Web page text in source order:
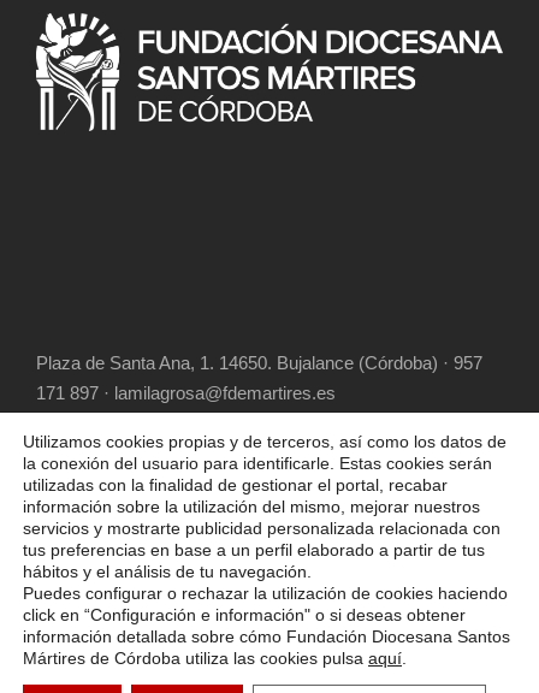
Plaza de Santa Ana, 1. 14650. Bujalance (Córdoba) · 957
171 897 · lamilagrosa@fdemartires.es
COPYRIGHT 2025 FUNDACIÓN DIOCESANA
SANTOS MÁRTIRES, ALL RIGHT RESERVED
POLÍTICA DE COOKIES AVISO LEGAL
POLÍTICA DE PRIVACIDAD
Utilizamos cookies propias y de terceros, así como los datos de
la conexión del usuario para identificarle. Estas cookies serán
utilizadas con la finalidad de gestionar el portal, recabar
información sobre la utilización del mismo, mejorar nuestros
servicios y mostrarte publicidad personalizada relacionada con
tus preferencias en base a un perfil elaborado a partir de tus
hábitos y el análisis de tu navegación.
Puedes configurar o rechazar la utilización de cookies haciendo
click en “Configuración e información" o si deseas obtener
información detallada sobre cómo Fundación Diocesana Santos
Mártires de Córdoba utiliza las cookies pulsa aquí